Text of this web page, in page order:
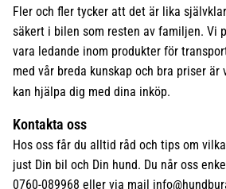
Fler och fler tycker att det är lika
säkert i bilen som resten av familjen. Vi
vara ledande inom produkter för
med vår breda kunskap och bra priser
kan hjälpa dig med dina inköp.
Kontakta oss
Hos oss får du alltid råd och tips om
just Din bil och Din hund. Du når oss
0760-089968 eller via mail